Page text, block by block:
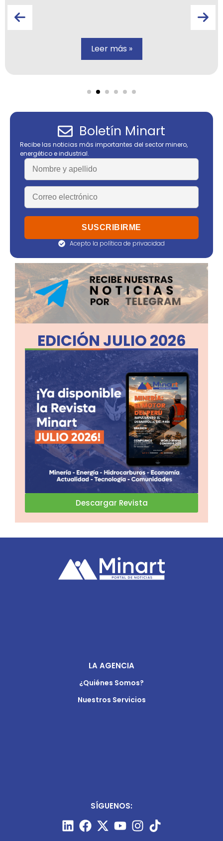
Leer más »
Boletín Minart
Recibe las noticias más importantes del sector minero,
energético e industrial.
Acepto la política de privacidad
EDICIÓN JULIO 2026
Descargar Revista
LA AGENCIA
¿Quiénes Somos?
Nuestros Servicios
SÍGUENOS: